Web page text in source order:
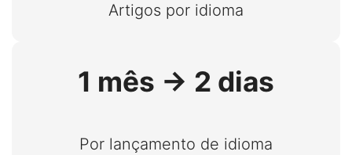
Artigos por idioma
1 mês → 2 dias
Por lançamento de idioma